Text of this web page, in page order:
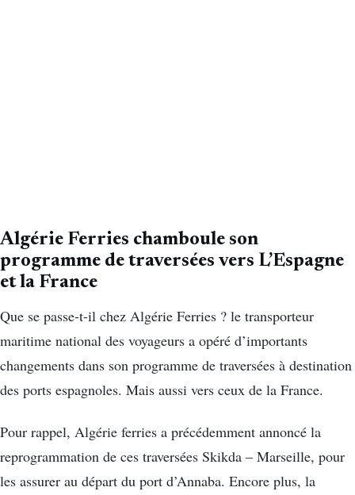
Algérie Ferries chamboule son
programme de traversées vers L’Espagne
et la France
Que se passe-t-il chez Algérie Ferries ? le transporteur
maritime national des voyageurs a opéré d’importants
changements dans son programme de traversées à destination
des ports espagnoles. Mais aussi vers ceux de la France.
Pour rappel, Algérie ferries a précédemment annoncé la
reprogrammation de ces traversées Skikda – Marseille, pour
les assurer au départ du port d’Annaba. Encore plus, la